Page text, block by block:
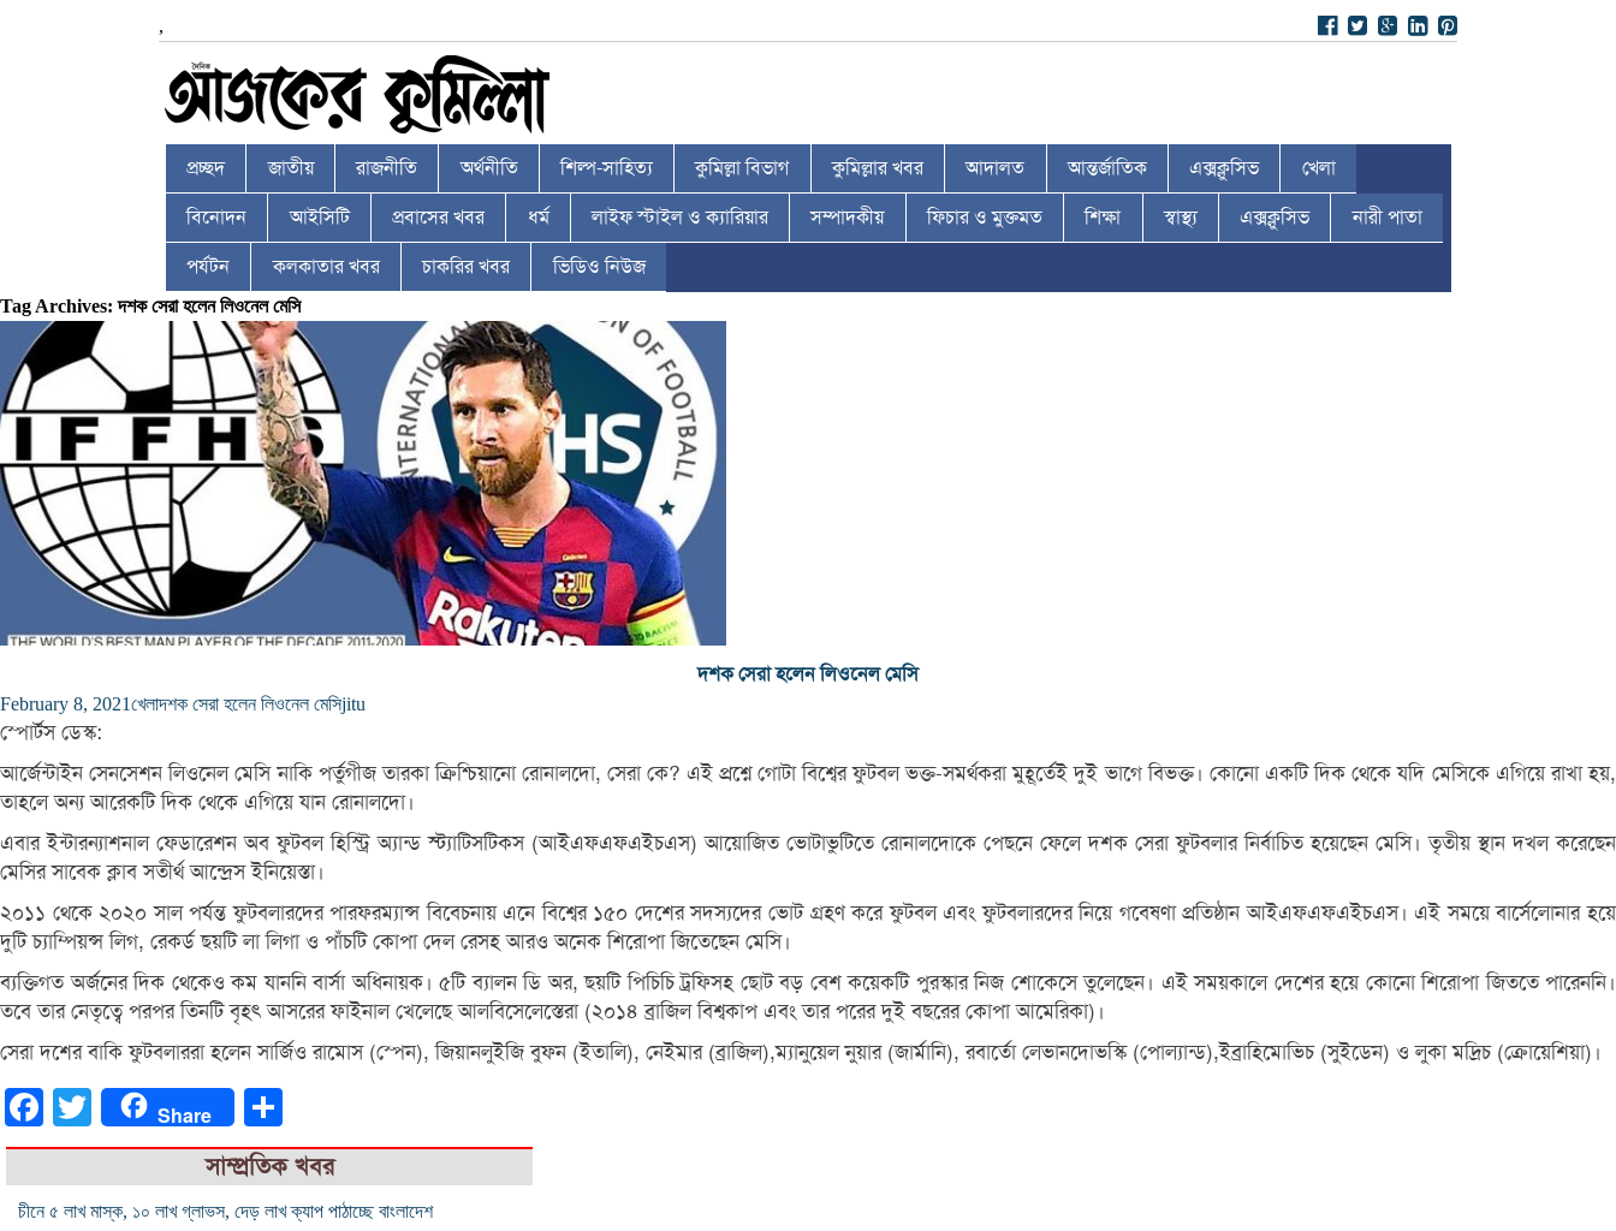
,
প্রচ্ছদ জাতীয় রাজনীতি অর্থনীতি শিল্প-সাহিত্য কুমিল্লা বিভাগ কুমিল্লার খবর আদালত আন্তর্জাতিক এক্সক্লুসিভ খেলা
বিনোদন আইসিটি প্রবাসের খবর ধর্ম লাইফ স্টাইল ও ক্যারিয়ার সম্পাদকীয় ফিচার ও মুক্তমত শিক্ষা স্বাস্থ্য এক্সক্লুসিভ নারী পাতা
পর্যটন কলকাতার খবর চাকরির খবর ভিডিও নিউজ
Tag Archives: দশক সেরা হলেন লিওনেল মেসি
দশক সেরা হলেন লিওনেল মেসি
February 8, 2021খেলাদশক সেরা হলেন লিওনেল মেসিjitu
স্পোর্টস ডেস্ক:
আর্জেন্টাইন সেনসেশন লিওনেল মেসি নাকি পর্তুগীজ তারকা ক্রিশ্চিয়ানো রোনালদো, সেরা কে? এই প্রশ্নে গোটা বিশ্বের ফুটবল ভক্ত-সমর্থকরা মুহূর্তেই দুই ভাগে বিভক্ত। কোনো একটি দিক থেকে যদি মেসিকে এগিয়ে রাখা হয়,
তাহলে অন্য আরেকটি দিক থেকে এগিয়ে যান রোনালদো।
এবার ইন্টারন্যাশনাল ফেডারেশন অব ফুটবল হিস্ট্রি অ্যান্ড স্ট্যাটিসটিকস (আইএফএফএইচএস) আয়োজিত ভোটাভুটিতে রোনালদোকে পেছনে ফেলে দশক সেরা ফুটবলার নির্বাচিত হয়েছেন মেসি। তৃতীয় স্থান দখল করেছেন
মেসির সাবেক ক্লাব সতীর্থ আন্দ্রেস ইনিয়েস্তা।
২০১১ থেকে ২০২০ সাল পর্যন্ত ফুটবলারদের পারফরম্যান্স বিবেচনায় এনে বিশ্বের ১৫০ দেশের সদস্যদের ভোট গ্রহণ করে ফুটবল এবং ফুটবলারদের নিয়ে গবেষণা প্রতিষ্ঠান আইএফএফএইচএস। এই সময়ে বার্সেলোনার হয়ে
দুটি চ্যাম্পিয়ন্স লিগ, রেকর্ড ছয়টি লা লিগা ও পাঁচটি কোপা দেল রেসহ আরও অনেক শিরোপা জিতেছেন মেসি।
ব্যক্তিগত অর্জনের দিক থেকেও কম যাননি বার্সা অধিনায়ক। ৫টি ব্যালন ডি অর, ছয়টি পিচিচি ট্রফিসহ ছোট বড় বেশ কয়েকটি পুরস্কার নিজ শোকেসে তুলেছেন। এই সময়কালে দেশের হয়ে কোনো শিরোপা জিততে পারেননি।
তবে তার নেতৃত্বে পরপর তিনটি বৃহৎ আসরের ফাইনাল খেলেছে আলবিসেলেস্তেরা (২০১৪ ব্রাজিল বিশ্বকাপ এবং তার পরের দুই বছরের কোপা আমেরিকা)।
সেরা দশের বাকি ফুটবলাররা হলেন সার্জিও রামোস (স্পেন), জিয়ানলুইজি বুফন (ইতালি), নেইমার (ব্রাজিল),ম্যানুয়েল নুয়ার (জার্মানি), রবার্তো লেভানদোভস্কি (পোল্যান্ড),ইব্রাহিমোভিচ (সুইডেন) ও লুকা মদ্রিচ (ক্রোয়েশিয়া)।
FacebookTwitter Share
সাম্প্রতিক খবর
চীনে ৫ লাখ মাস্ক, ১০ লাখ গ্লাভস, দেড় লাখ ক্যাপ পাঠাচ্ছে বাংলাদেশ